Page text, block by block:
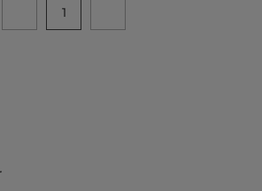
1